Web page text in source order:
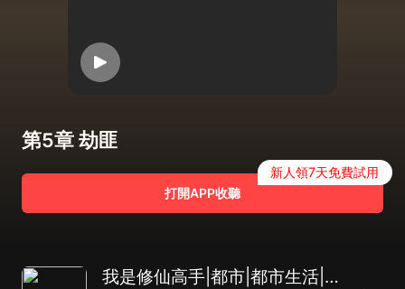
第5章 劫匪
打開APP收聽
新人領7天免費試用
我是修仙高手|都市|都市生活|修仙|AI專輯